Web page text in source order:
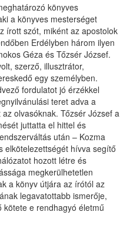
könyves
a könyves mesterséget
írott szót, miként az apostolok
Erdélyben három ilyen
Géza és Tőzsér József.
szerző, illusztrátor,
egy személyben.
fordulatot jó érzékkel
teret adva a
olvasóknak. Tőzsér József a
juttatta el hittel és
után – Kozma
elkötelezettségét hívva segítő
hozott létre és
megkerülhetetlen
a könyv útjára az írótól az
legavatottabb ismerője,
kötete e rendhagyó életmű